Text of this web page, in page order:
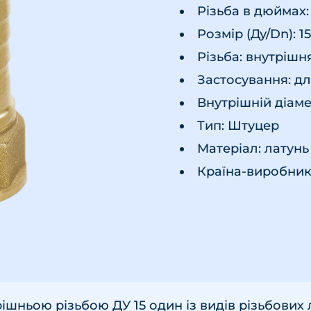
Різьба в дюймах:
Розмір (Ду/Dn):
Різьба:
Застосування:
Внутрішній
Тип: Штуцер
Матеріал: латунь
Країна-
різьбою ДУ 15 один із видів різьбових